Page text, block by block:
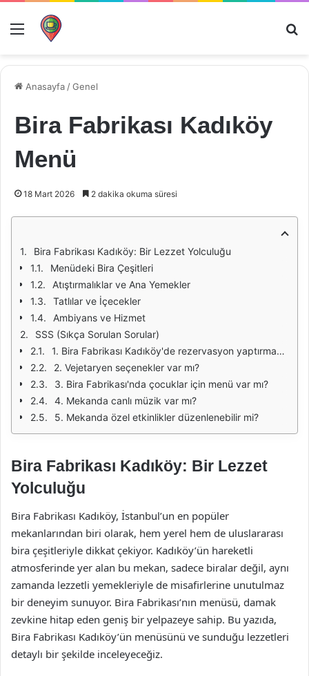
Menü
Anasayfa /Genel
Bira Fabrikası Kadıköy
Menü
18 Mart 2026 2 dakika okuma süresi
Bira Fabrikası Kadıköy: Bir Lezzet Yolculuğu
Menüdeki Bira Çeşitleri
Atıştırmalıklar ve Ana Yemekler
Tatlılar ve İçecekler
Ambiyans ve Hizmet
SSS (Sıkça Sorulan Sorular)
1. Bira Fabrikası Kadıköy'de rezervasyon yaptırmak gerekiyor mu?
2. Vejetaryen seçenekler var mı?
3. Bira Fabrikası'nda çocuklar için menü var mı?
4. Mekanda canlı müzik var mı?
5. Mekanda özel etkinlikler düzenlenebilir mi?
Bira Fabrikası Kadıköy: Bir Lezzet
Yolculuğu
Bira Fabrikası Kadıköy, İstanbul’un en popüler
mekanlarından biri olarak, hem yerel hem de uluslararası
bira çeşitleriyle dikkat çekiyor. Kadıköy’ün hareketli
atmosferinde yer alan bu mekan, sadece biralar değil, aynı
zamanda lezzetli yemekleriyle de misafirlerine unutulmaz
bir deneyim sunuyor. Bira Fabrikası’nın menüsü, damak
zevkine hitap eden geniş bir yelpazeye sahip. Bu yazıda,
Bira Fabrikası Kadıköy’ün menüsünü ve sunduğu lezzetleri
detaylı bir şekilde inceleyeceğiz.